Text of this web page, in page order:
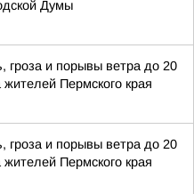
Думы
и порывы ветра до 20
Пермского края
и порывы ветра до 20
Пермского края